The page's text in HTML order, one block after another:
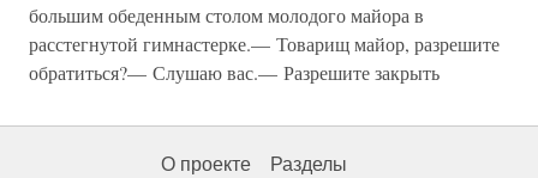
большим обеденным столом молодого майора в
расстегнутой гимнастерке.— Товарищ майор, разрешите
обратиться?— Слушаю вас.— Разрешите закрыть
О проекте Разделы